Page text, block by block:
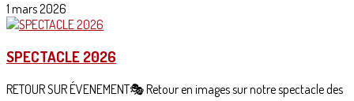
1 mars 2026
SPECTACLE 2026
RETOUR SUR ÉVENEMENT🎭 Retour en images sur notre spectacle des